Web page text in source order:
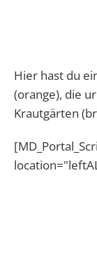
Hier hast du
(orange), die
Krautgärten